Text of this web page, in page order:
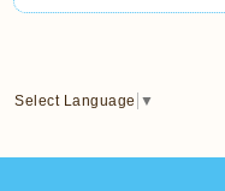
Select Language ▼